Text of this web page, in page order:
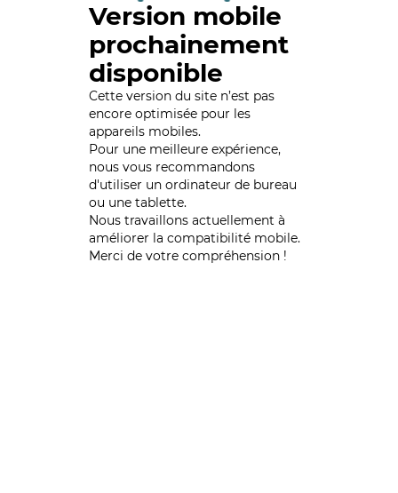
Version mobile
prochainement
disponible
Cette version du site n’est pas
encore optimisée pour les
appareils mobiles.
Pour une meilleure expérience,
nous vous recommandons
d'utiliser un ordinateur de bureau
ou une tablette.
Nous travaillons actuellement à
améliorer la compatibilité mobile.
Merci de votre compréhension !